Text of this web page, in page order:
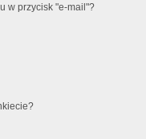
w przycisk "e-mail"?